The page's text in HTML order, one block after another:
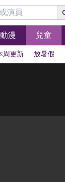
動漫 兒童
周更新 放暑假